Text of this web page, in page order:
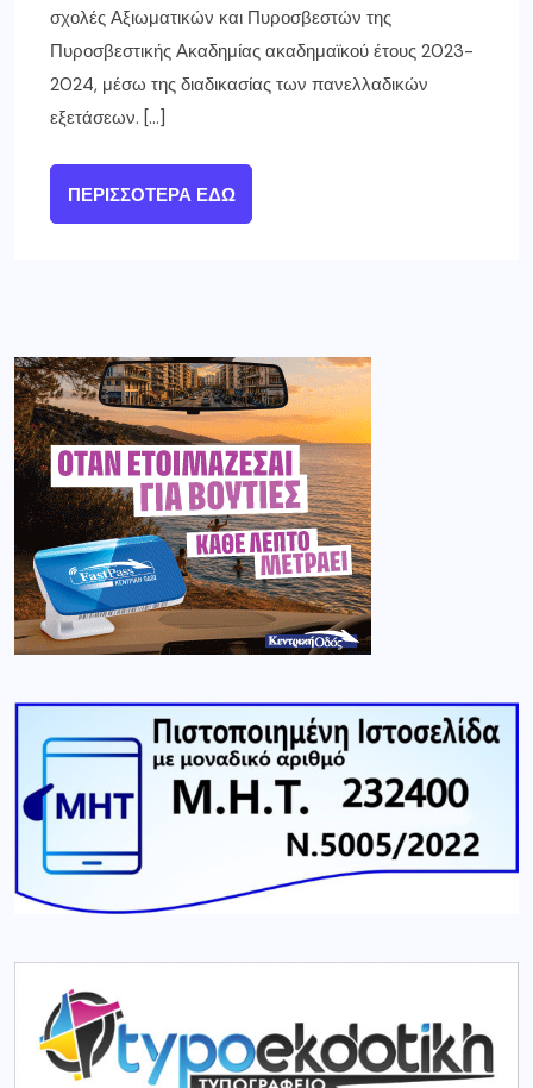
σχολές Αξιωματικών και Πυροσβεστών της
Πυροσβεστικής Ακαδημίας ακαδημαϊκού έτους 2023-
2024, μέσω της διαδικασίας των πανελλαδικών
εξετάσεων. […]
ΠΕΡΙΣΣΌΤΕΡΑ ΕΔΏ